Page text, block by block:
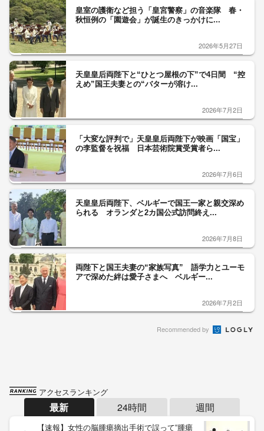
皇室の護衛など担う「皇宮警察」の音楽隊 春・
秋恒例の「園遊会」が誕生のきっかけに...
2026年5月27日
天皇皇后両陛下と“ひとつ屋根の下”で4日間 “控
えめ”国王夫妻との“バターが溶け...
2026年7月2日
「大変な評判で」天皇皇后両陛下が映画「国宝」
の李監督を祝福 日本芸術院賞受賞者ら...
2026年7月6日
天皇皇后両陛下、ベルギーで国王一家と親交深め
られる オランダと2カ国公式訪問終え...
2026年7月8日
両陛下と国王夫妻の“家族写真” 語学力とユーモ
アで深めた絆は愛子さまへ ベルギー...
2026年7月2日
Recommended by
アクセスランキング
最新 24時間 週間
【速報】女性の脳腫瘍摘出手術で誤って“腫瘍